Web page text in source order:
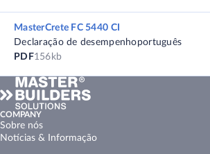
MasterCrete FC 5440 CI
Declaração de desempenhoportuguês
PDF156kb
COMPANY
Sobre nós
Notícias & Informação